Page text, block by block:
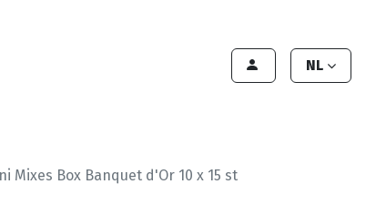
NL
Mixes Box Banquet d'Or 10 x 15 st